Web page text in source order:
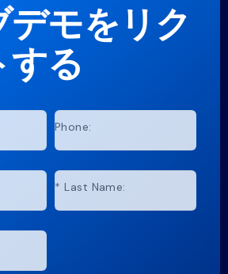
デモをリク
する
Phone:
* Last Name: